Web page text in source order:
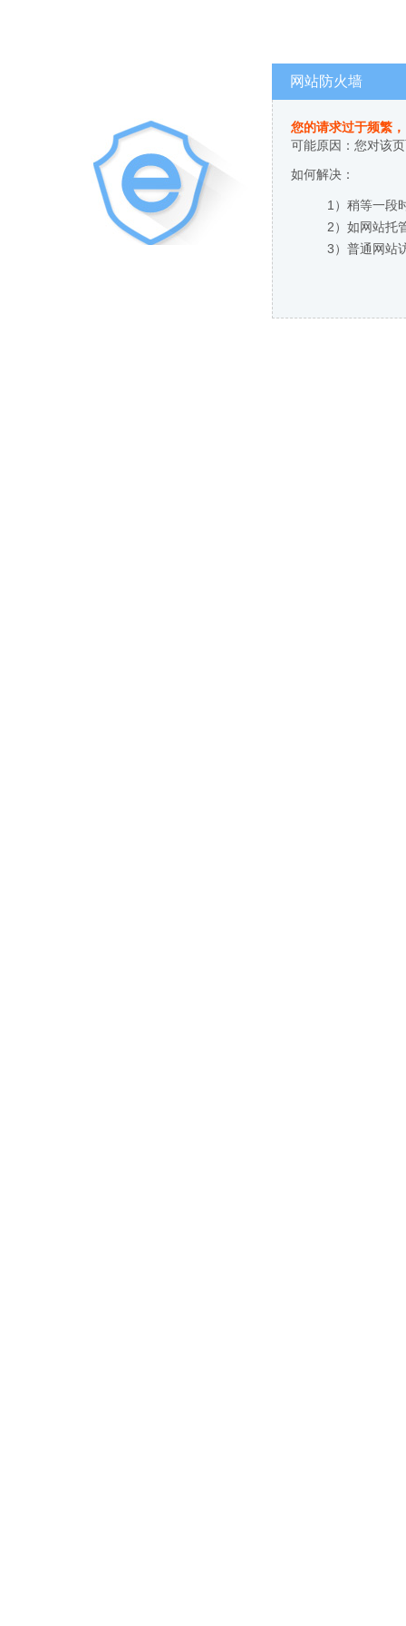
网站防火墙
您的请求过于频繁
可能原因：您对该
如何解决：
1）稍等一段
2）如网站托
3）普通网站